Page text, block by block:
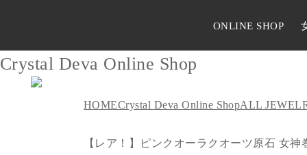
ONLINE SHOP
Crystal Deva Online Shop
HOMECrystal Deva Online ShopALL
【レア！】ピンクオーラクオーツ原石 女